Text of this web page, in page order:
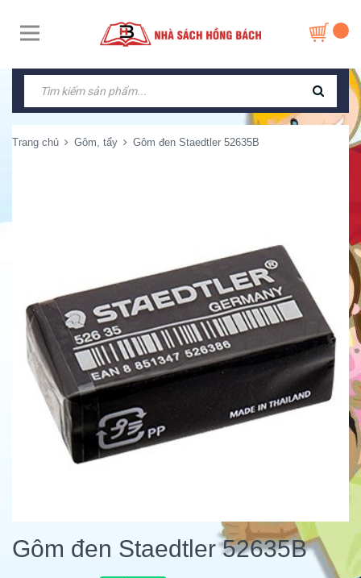
Trang chủ Gôm, tẩy Gôm đen Staedtler 52635B
Gôm đen Staedtler 52635B